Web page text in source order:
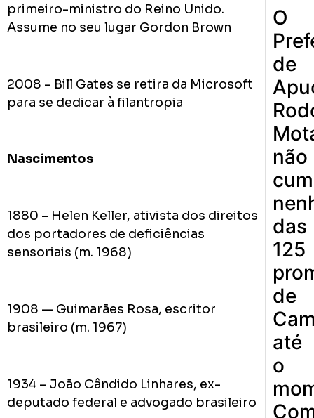
primeiro-ministro do Reino Unido.
Assume no seu lugar Gordon Brown
2008 – Bill Gates se retira da Microsoft
para se dedicar à filantropia
Nascimentos
1880 – Helen Keller, ativista dos direitos
dos portadores de deficiências
sensoriais (m. 1968)
1908 — Guimarães Rosa, escritor
brasileiro (m. 1967)
1934 – João Cândido Linhares, ex-
deputado federal e advogado brasileiro
O
de
não
das
125
de
até
o